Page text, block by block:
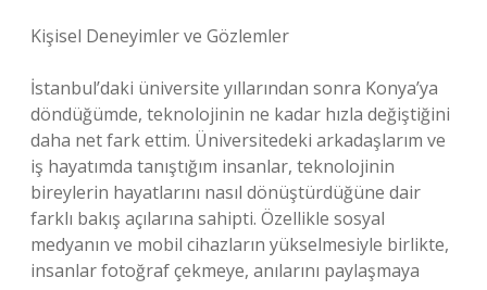
Kişisel Deneyimler ve Gözlemler
İstanbul’daki üniversite yıllarından sonra Konya’ya
döndüğümde, teknolojinin ne kadar hızla değiştiğini
daha net fark ettim. Üniversitedeki arkadaşlarım ve
iş hayatımda tanıştığım insanlar, teknolojinin
bireylerin hayatlarını nasıl dönüştürdüğüne dair
farklı bakış açılarına sahipti. Özellikle sosyal
medyanın ve mobil cihazların yükselmesiyle birlikte,
insanlar fotoğraf çekmeye, anılarını paylaşmaya